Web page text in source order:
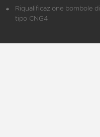
Riqualificazione bombole di
tipo CNG4